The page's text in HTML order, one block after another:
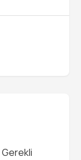
Gerekli